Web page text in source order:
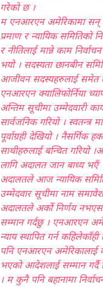
गरेको छ ।
म एनआरएन अमेरिकामा सन्
प्रमाण र न्यायिक समितिको
र नीतिलाई मान्ने काम
भयो । सदस्यता छानबीन
आजीवन सदस्यहरुलाई समेत
एनआरएन क्यालिफोर्निया
अन्तिम सूचीमा उम्मेदवारी
सार्वजनिक गरियो ।
पूर्वाग्रही देखियो ।
साथीहरुलाई बन्चित गरियो
लागि अदालत जान बाध्य भएँ
अदालतले आज न्यायिक
उम्मेदवार सूचीमा नाम
अदालतले अर्को निर्णय
सम्मान गर्दछु । एनआरएन
न्याय स्थापित गर्न
पनि एनआरएन अमेरिकालाई
भएको आदेशलाई सम्मान गर्दै
। म कुनै पनि बहानामा